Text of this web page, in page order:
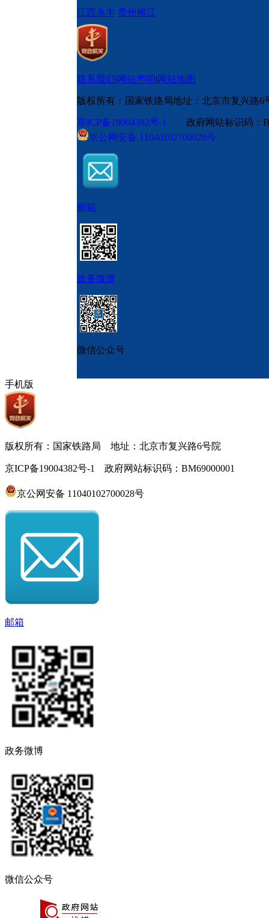
江西永丰 贵州榕江
联系我们|网站声明|网站地图
版权所有：国家铁路局地址：北京市复兴路6
京ICP备19004382号-1
政府网站标识码
京公网安备 11040102700028号
邮箱
政务微博
微信公众号
手机版
版权所有：国家铁路局 地址：北京市复兴路6号院
京ICP备19004382号-1 政府网站标识码：BM69000001
京公网安备 11040102700028号
邮箱
政务微博
微信公众号